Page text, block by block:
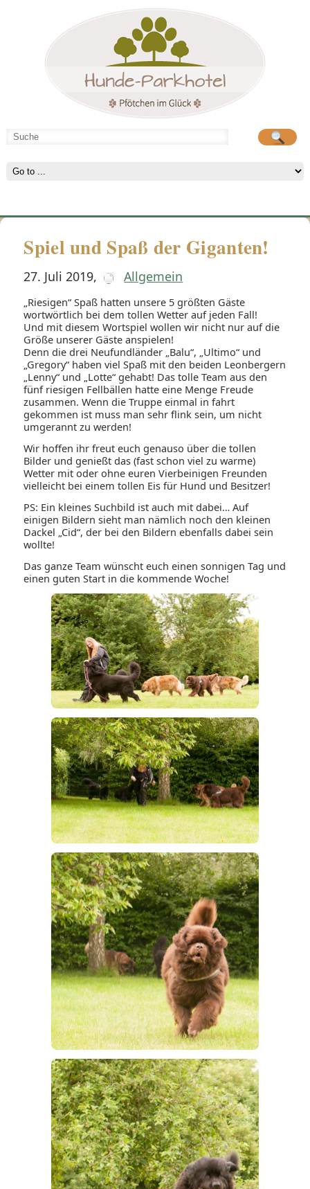
Hunde-Parkhotel
Hunde-Parkhotel
Spiel und Spaß der Giganten!
27. Juli 2019, Allgemein
„Riesigen“ Spaß hatten unsere 5 größten Gäste
wortwörtlich bei dem tollen Wetter auf jeden Fall!
Und mit diesem Wortspiel wollen wir nicht nur auf die
Größe unserer Gäste anspielen!
Denn die drei Neufundländer „Balu“, „Ultimo“ und
„Gregory“ haben viel Spaß mit den beiden Leonbergern
„Lenny“ und „Lotte“ gehabt! Das tolle Team aus den
fünf riesigen Fellbällen hatte eine Menge Freude
zusammen. Wenn die Truppe einmal in fahrt
gekommen ist muss man sehr flink sein, um nicht
umgerannt zu werden!
Wir hoffen ihr freut euch genauso über die tollen
Bilder und genießt das (fast schon viel zu warme)
Wetter mit oder ohne euren Vierbeinigen Freunden
vielleicht bei einem tollen Eis für Hund und Besitzer!
PS: Ein kleines Suchbild ist auch mit dabei… Auf
einigen Bildern sieht man nämlich noch den kleinen
Dackel „Cid“, der bei den Bildern ebenfalls dabei sein
wollte!
Das ganze Team wünscht euch einen sonnigen Tag und
einen guten Start in die kommende Woche!